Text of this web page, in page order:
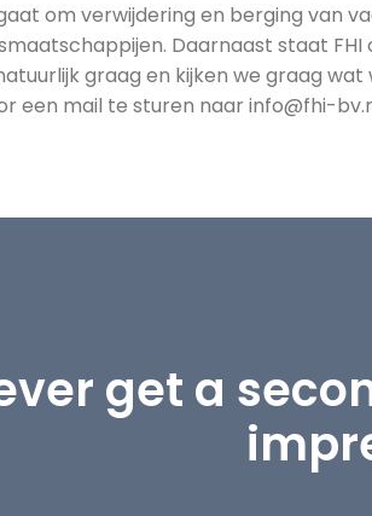
om verwijdering en berging van
Daarnaast staat
graag en kijken we graag
een mail te sturen naar info@fhi-
get a